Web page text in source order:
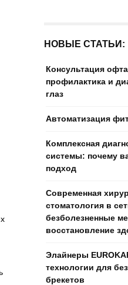
НОВЫЕ СТАТЬИ:
Консультация
профилактика и
глаз
Автоматизация
Комплексная
системы: почему
подход
Современная
стоматология в
безболезненные
восстановление
Элайнеры
технологии для
брекетов